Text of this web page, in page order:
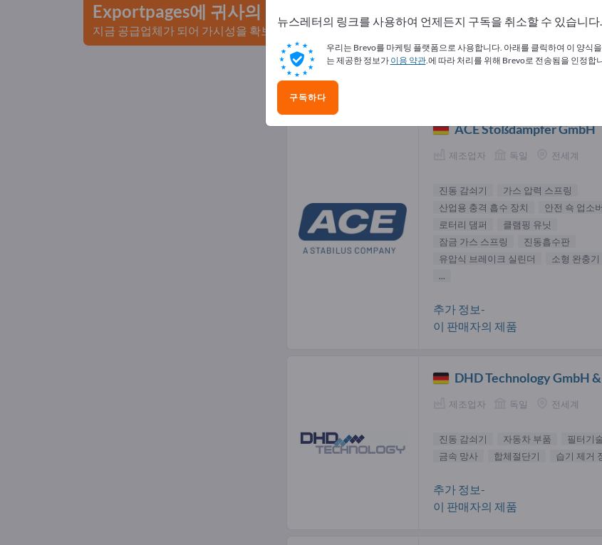
Exportpages에 귀사의 회사와 제품을 게시하세요.
지금 공급업체가 되어 가시성을 확보하세요>> 여기서 게시하기
진동 감쇠기 공급업체(9)
ACE Stoßdämpfer GmbH
제조업자 독일 전세계
진동 감쇠기
가스 압력 스프링
산업용 충격 흡수 장치
안전 쇽 업소버
로터리 댐퍼
클램핑 유닛
잠금 가스 스프링
진동흡수판
유압식 브레이크 실린더
소형 완충기
...
추가 정보-
이 판매자의 제품
DHD Technology GmbH &
제조업자 독일 전세계
진동 감쇠기 자동차 부품 필터기
금속 망사
합체절단기 습기 제거
추가 정보-
이 판매자의 제품
뉴스레터의 링크를 사용하여 언제든지 구독을 취소할 수 있습니다.
우리는 Brevo를 마케팅 플랫폼으로 사용합니다. 아래를 클릭하여 이 양식
는 제공한 정보가 이용 약관.에 따라 처리를 위해 Brevo로 전송됨을 인정합
구독하다